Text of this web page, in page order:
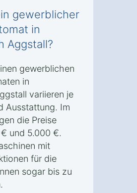
gewerblicher
in
Aggstall?
gewerblichen
in
variieren je
Ausstattung. Im
die Preise
und 5.000 €.
mit
für die
sogar bis zu